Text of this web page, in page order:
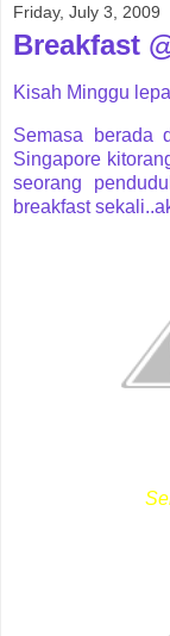
Friday, July 3, 2009
Breakfast
Kisah Minggu
Semasa berada
Singapore
seorang
breakfast